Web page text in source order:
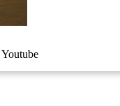
Youtube